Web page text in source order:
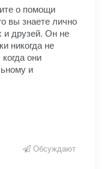
о помощи
вы знаете лично
и друзей. Он не
никогда не
они
и
Обсуждают